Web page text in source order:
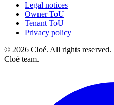
Legal notices
Owner ToU
Tenant ToU
Privacy policy
© 2026 Cloé. All rights
Cloé team.